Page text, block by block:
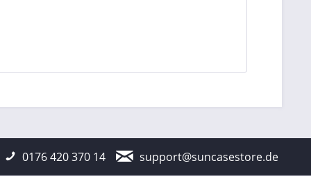
0176 420 370 14 support@suncasestore.de